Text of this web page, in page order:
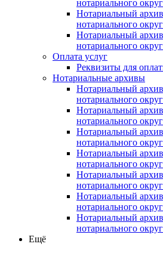
нотариального
Нотариальный
нотариального
Нотариальный
нотариального
Оплата услуг
Реквизиты для
Нотариальные архивы
Нотариальный
нотариального
Нотариальный
нотариального
Нотариальный
нотариального
Нотариальный
нотариального
Нотариальный
нотариального
Нотариальный
нотариального
Нотариальный
нотариального
Ещё